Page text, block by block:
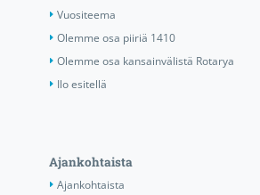
Vuositeema
Olemme osa piiriä 1410
Olemme osa kansainvälistä Rotarya
Ilo esitellä
Ajankohtaista
Ajankohtaista